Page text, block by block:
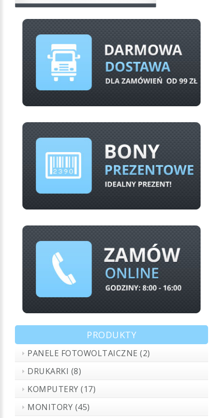
PRODUKTY
PANELE FOTOWOLTAICZNE (2)
DRUKARKI (8)
KOMPUTERY (17)
MONITORY (45)